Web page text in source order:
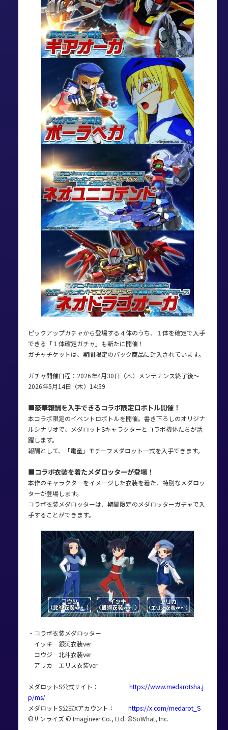
ピックアップガチャから登場する４体のうち、１体を確定で入手
できる「１体確定ガチャ」も新たに開催！
ガチャチケットは、期間限定のパック商品に封入されています。
ガチャ開催日程：2026年4月30日（木）メンテナンス終了後～
2026年5月14日（木）14:59
■豪華報酬を入手できるコラボ限定ロボトル開催！
本コラボ限定のイベントロボトルを開催。書き下ろしのオリジナ
ルシナリオで、メダロットSキャラクターとコラボ機体たちが活
躍します。
報酬として、「電童」モチーフメダロット一式を入手できます。
■コラボ衣装を着たメダロッターが登場！
本作のキャラクターをイメージした衣装を着た、特別なメダロッ
ターが登場します。
コラボ衣装メダロッターは、期間限定のメダロッターガチャで入
手することができます。
・コラボ衣装メダロッター
イッキ 銀河衣装ver
コウジ 北斗衣装ver
アリカ エリス衣装ver
メダロットS公式サイト： https://www.medarotsha.j
p/ms/
メダロットS公式Xアカウント： https://x.com/medarot_S
©サンライズ © Imagineer Co., Ltd. ©SoWhat, Inc.